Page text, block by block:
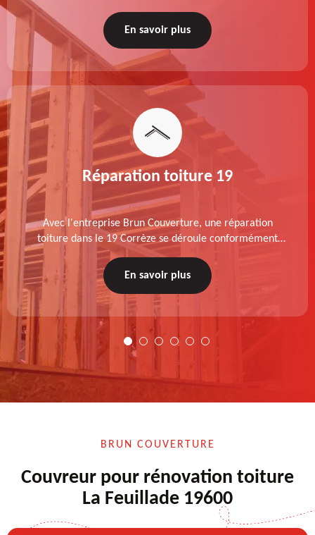
zingueur charpentier dans le 19 Corrèze, nos services
de qualité sont accessibles au meilleur prix.
En savoir plus
Réparation toiture 19
Avec l'entreprise Brun Couverture, une réparation
toiture dans le 19 Corrèze se déroule conformément
aux normes : diagnostic au prélable, choix de la
technique à appliquer, test après remise en état.
En savoir plus
BRUN COUVERTURE
Couvreur pour rénovation toiture
La Feuillade 19600